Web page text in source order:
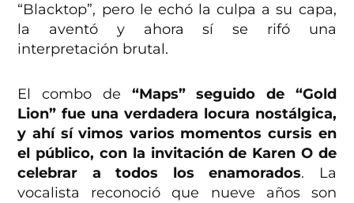
“Blacktop”, pero le echó la culpa a su capa,
la aventó y ahora sí se rifó una
interpretación brutal.
El combo de “Maps” seguido de “Gold
Lion” fue una verdadera locura nostálgica,
y ahí sí vimos varios momentos cursis en
el público, con la invitación de Karen O de
celebrar a todos los enamorados. La
vocalista reconoció que nueve años son